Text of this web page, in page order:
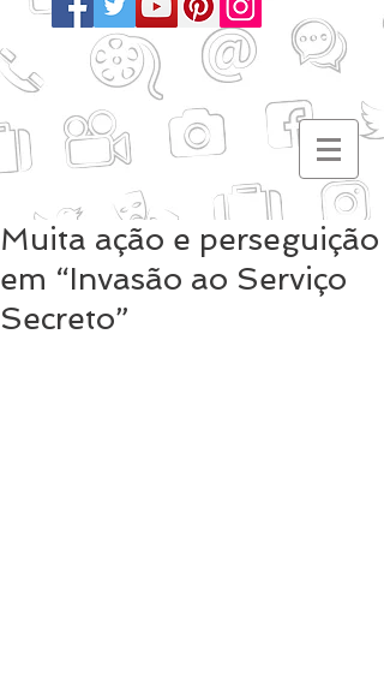
Muita ação e perseguição
em “Invasão ao Serviço
Secreto”